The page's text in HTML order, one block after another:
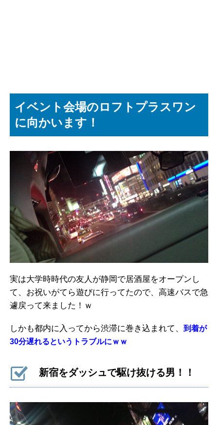
イベント会場のロフトプラスワン
に向かいます！
実は大学時時代の友人が静岡で居酒屋をオープンし
て、お祝いがてら遊びに行ってたので、高速バスで急
遽戻って来ました！ｗ
しかも都内に入ってから渋滞に巻き込まれて、 到着が
30分遅れるというトラブルにｗｗ
新宿をダッシュで駆け抜ける男！！